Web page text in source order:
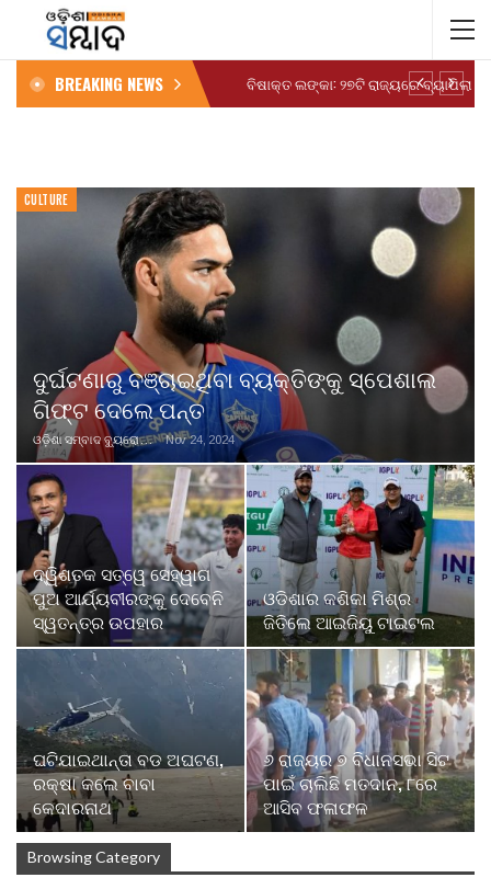
BREAKING NEWS
CULTURE
ଦୁର୍ଘଟଣାରୁ ବଞ୍ଚାଇଥିବା ବ୍ୟକ୍ତିଙ୍କୁ ସ୍ପେଶାଲ
ଗିଫ୍ଟ ଦେଲେ ପନ୍ତ
ଓଡ଼ିଶା ସମ୍ବାଦ ବ୍ୟୁରୋ Nov 24, 2024
ଦ୍ୱିଶତକ ସତ୍ୱେ ସେହ୍ୱାଗ
ପୁଅ ଆର୍ଯ୍ୟବୀରଙ୍କୁ ଦେବେନି
ସ୍ୱତନ୍ତ୍ର ଉପହାର
ଓଡିଶାର କଶିକା ମିଶ୍ର
ଜିତିଲେ ଆଇଜିୟୁ ଟାଇଟଲ
ଘଟିଯାଇଥାନ୍ତା ବଡ ଅଘଟଣ,
ରକ୍ଷା କଲେ ବାବା
କେଦାରନାଥ
୬ ରାଜ୍ୟର ୭ ବିଧାନସଭା ସିଟ
ପାଇଁ ଚାଲିଛି ମତଦାନ, ୮ରେ
ଆସିବ ଫଳାଫଳ
Browsing Category